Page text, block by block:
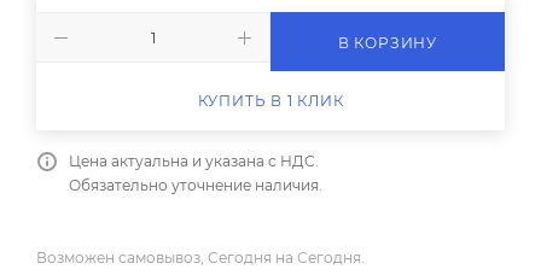
В КОРЗИНУ
КУПИТЬ В 1 КЛИК
Цена актуальна и указана с НДС.
Обязательно уточнение наличия.
Возможен самовывоз, Сегодня на Сегодня.